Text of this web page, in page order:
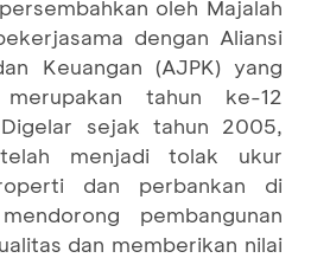
oleh Majalah
dengan Aliansi
Keuangan (AJPK) yang
tahun ke-12
sejak tahun 2005,
menjadi tolak ukur
dan perbankan di
pembangunan
dan memberikan nilai